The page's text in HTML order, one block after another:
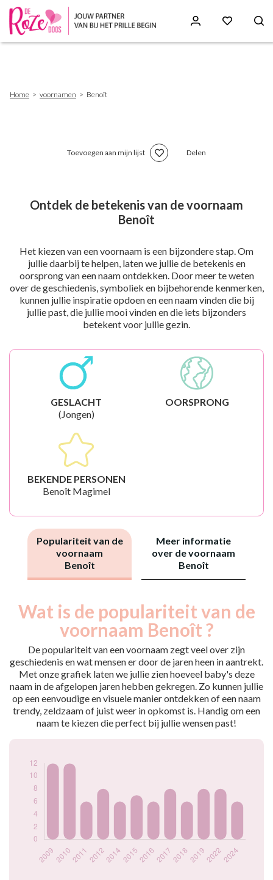
Home voornamen Benoît
Toevoegen aan mijn lijst Delen
Ontdek de betekenis van de voornaam
Benoît
Het kiezen van een voornaam is een bijzondere stap. Om
jullie daarbij te helpen, laten we jullie de betekenis en
oorsprong van een naam ontdekken. Door meer te weten
over de geschiedenis, symboliek en bijbehorende kenmerken,
kunnen jullie inspiratie opdoen en een naam vinden die bij
jullie past, die jullie mooi vinden en die iets bijzonders
betekent voor jullie gezin.
GESLACHT
(Jongen)
OORSPRONG
BEKENDE PERSONEN
Benoît Magimel
Populariteit van de
voornaam
Benoît
Meer informatie
over de voornaam
Benoît
Wat is de populariteit van de
voornaam Benoît ?
De populariteit van een voornaam zegt veel over zijn
geschiedenis en wat mensen er door de jaren heen in aantrekt.
Met onze grafiek laten we jullie zien hoeveel baby's deze
naam in de afgelopen jaren hebben gekregen. Zo kunnen jullie
op een eenvoudige en visuele manier ontdekken of een naam
trendy, zeldzaam of juist weer in opkomst is. Handig om een
naam te kiezen die perfect bij jullie wensen past!
Popularité du
prénom Benoît par
Année
Nouveaux-
nés
2010
12
2011
6
2012
8
2014
6
2015
7
2016
6
8
2022
2024